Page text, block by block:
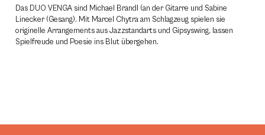
Das DUO VENGA sind Michael Brandl (an der Gitarre und Sabine
Linecker (Gesang). Mit Marcel Chytra am Schlagzeug spielen sie
originelle Arrangements aus Jazzstandarts und Gipsyswing, lassen
Spielfreude und Poesie ins Blut übergehen.